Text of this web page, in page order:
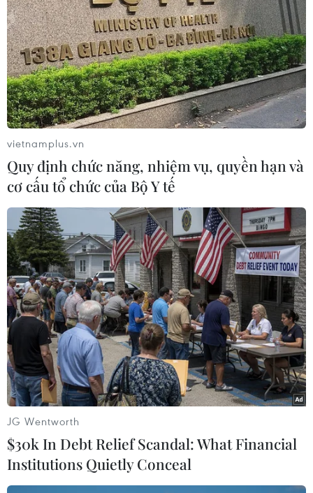
TIN LIÊN QUAN
Học sinh toàn quốc được miễn phí sách
giáo khoa từ năm học 2029-2030
04/07/2026 12:39
Học sinh toàn quốc được miễn phí sách giáo khoa từ
năm học 2029-2030 theo hình thức mượn-trả để tái sử
dụng nhiều lần, theo Nghị định số 271/2026/NĐ-CP.
vietnamplus.vn
Quy định chức năng, nhiệm vụ, quyền hạn và
cơ cấu tổ chức của Bộ Y tế
JG Wentworth
$30k In Debt Relief Scandal: What Financial
Institutions Quietly Conceal